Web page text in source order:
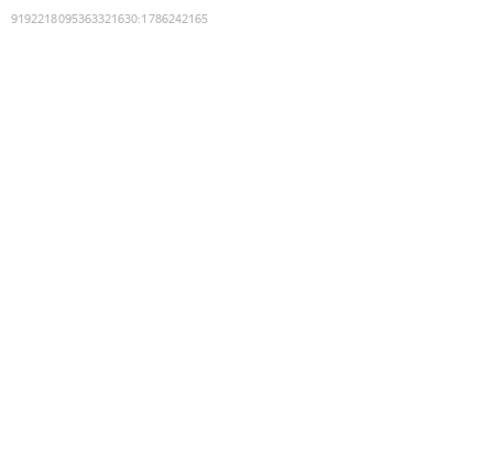
9192218095363321630:1786242165